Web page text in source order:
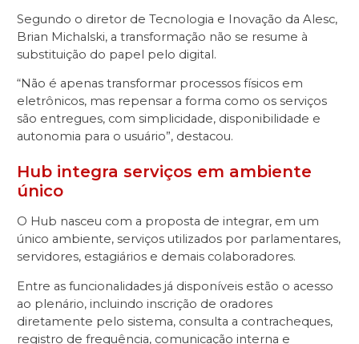
Segundo o diretor de Tecnologia e Inovação da Alesc,
Brian Michalski, a transformação não se resume à
substituição do papel pelo digital.
“Não é apenas transformar processos físicos em
eletrônicos, mas repensar a forma como os serviços
são entregues, com simplicidade, disponibilidade e
autonomia para o usuário”, destacou.
Hub integra serviços em ambiente
único
O Hub nasceu com a proposta de integrar, em um
único ambiente, serviços utilizados por parlamentares,
servidores, estagiários e demais colaboradores.
Entre as funcionalidades já disponíveis estão o acesso
ao plenário, incluindo inscrição de oradores
diretamente pelo sistema, consulta a contracheques,
registro de frequência, comunicação interna e